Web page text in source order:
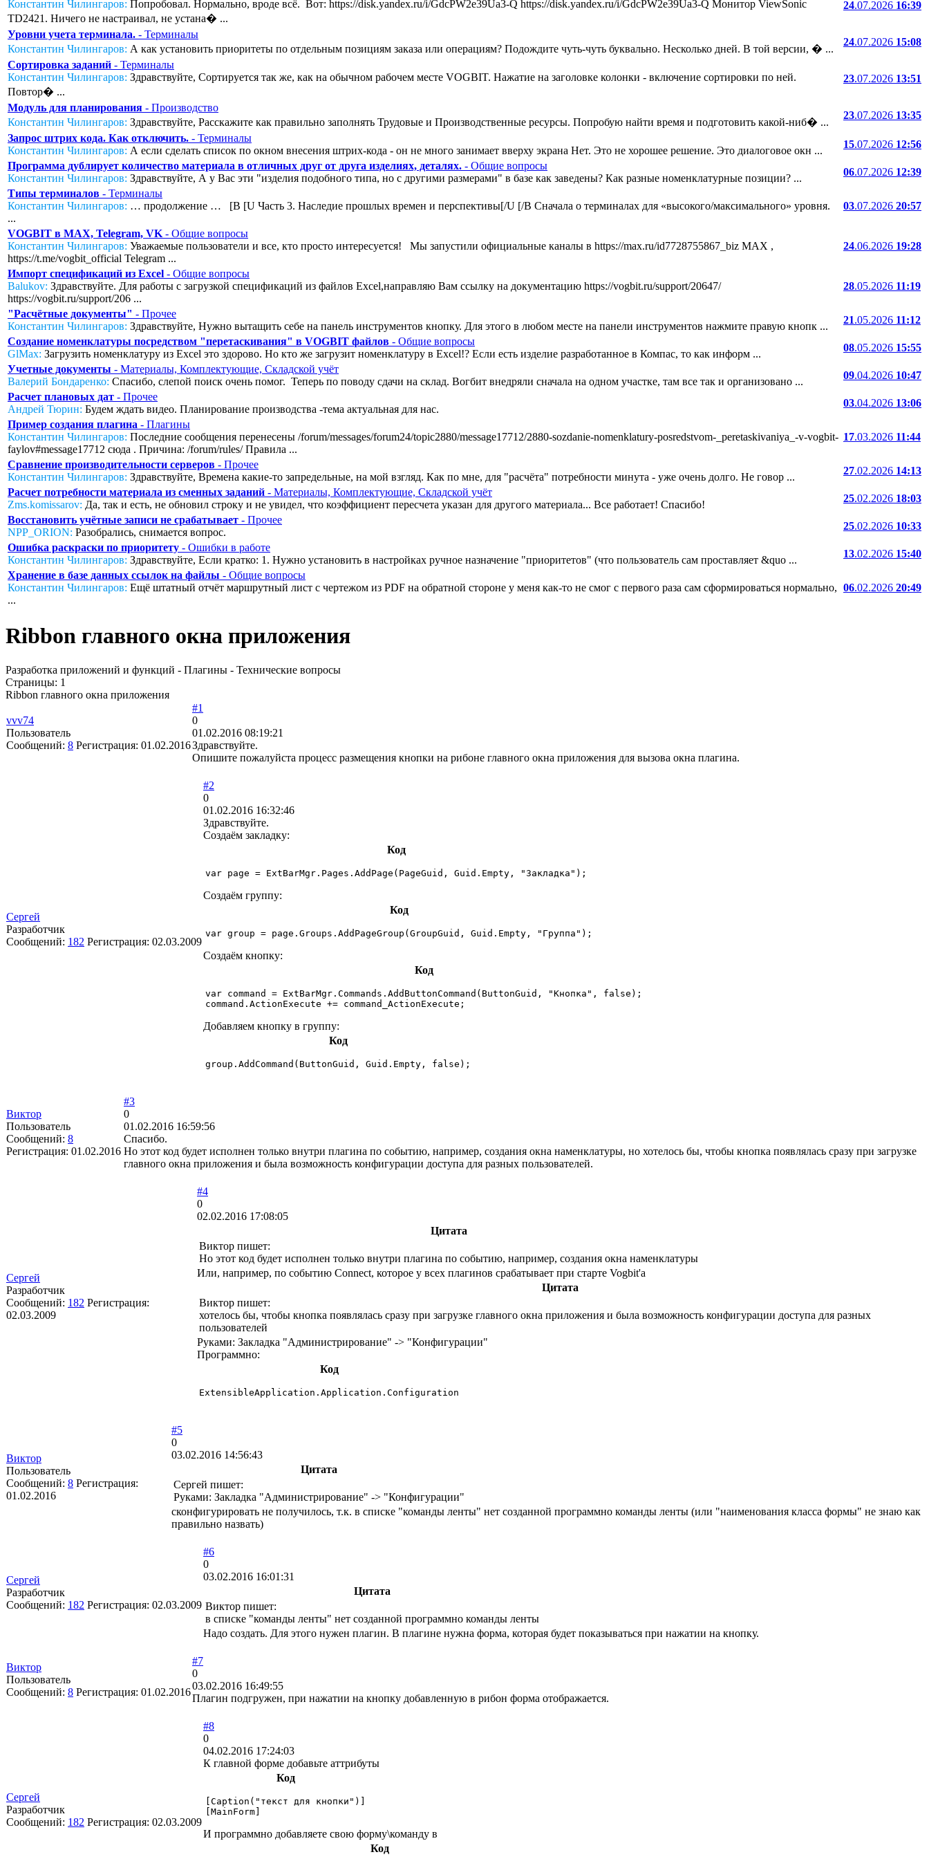
Константин Чилингаров: Попробовал. Нормально, вроде всё. Вот: https://disk.yandex.ru/i/GdcPW2e39Ua3-Q https://disk.yandex.ru/i/GdcPW2e39Ua3-Q Монитор ViewSonic
TD2421. Ничего не настраивал, не устана� ...
24.07.2026 16:39
Уровни учета терминала. - Терминалы
Константин Чилингаров: А как установить приоритеты по отдельным позициям заказа или операциям? Подождите чуть-чуть буквально. Несколько дней. В той версии, � ...
24.07.2026 15:08
Сортировка заданий - Терминалы
Константин Чилингаров: Здравствуйте, Сортируется так же, как на обычном рабочем месте VOGBIT. Нажатие на заголовке колонки - включение сортировки по ней.
Повтор� ...
23.07.2026 13:51
Модуль для планирования - Производство
Константин Чилингаров: Здравствуйте, Расскажите как правильно заполнять Трудовые и Производственные ресурсы. Попробую найти время и подготовить какой-ниб� ...
23.07.2026 13:35
Запрос штрих кода. Как отключить. - Терминалы
Константин Чилингаров: А если сделать список по окном внесения штрих-кода - он не много занимает вверху экрана Нет. Это не хорошее решение. Это диалоговое окн ...
15.07.2026 12:56
Программа дублирует количество материала в отличных друг от друга изделиях, деталях. - Общие вопросы
Константин Чилингаров: Здравствуйте, А у Вас эти "изделия подобного типа, но с другими размерами" в базе как заведены? Как разные номенклатурные позиции? ...
06.07.2026 12:39
Типы терминалов - Терминалы
Константин Чилингаров: … продолжение … [B [U Часть 3. Наследие прошлых времен и перспективы[/U [/B Сначала о терминалах для «высокого/максимального» уровня.
...
03.07.2026 20:57
VOGBIT в MAX, Telegram, VK - Общие вопросы
Константин Чилингаров: Уважаемые пользователи и все, кто просто интересуется! Мы запустили официальные каналы в https://max.ru/id7728755867_biz MAX ,
https://t.me/vogbit_official Telegram ...
24.06.2026 19:28
Импорт спецификаций из Excel - Общие вопросы
Balukov: Здравствуйте. Для работы с загрузкой спецификаций из файлов Excel,направляю Вам ссылку на документацию https://vogbit.ru/support/20647/
https://vogbit.ru/support/206 ...
28.05.2026 11:19
"Расчётные документы" - Прочее
Константин Чилингаров: Здравствуйте, Нужно вытащить себе на панель инструментов кнопку. Для этого в любом месте на панели инструментов нажмите правую кнопк ...
21.05.2026 11:12
Создание номенклатуры посредством "перетаскивания" в VOGBIT файлов - Общие вопросы
GlMax: Загрузить номенклатуру из Excel это здорово. Но кто же загрузит номенклатуру в Excel!? Если есть изделие разработанное в Компас, то как информ ...
08.05.2026 15:55
Учетные документы - Материалы, Комплектующие, Складской учёт
Валерий Бондаренко: Спасибо, слепой поиск очень помог. Теперь по поводу сдачи на склад. Вогбит внедряли сначала на одном участке, там все так и организовано ...
09.04.2026 10:47
Расчет плановых дат - Прочее
Андрей Тюрин: Будем ждать видео. Планирование производства -тема актуальная для нас.
03.04.2026 13:06
Пример создания плагина - Плагины
Константин Чилингаров: Последние сообщения перенесены /forum/messages/forum24/topic2880/message17712/2880-sozdanie-nomenklatury-posredstvom-_peretaskivaniya_-v-vogbit-
faylov#message17712 сюда . Причина: /forum/rules/ Правила ...
17.03.2026 11:44
Сравнение производительности серверов - Прочее
Константин Чилингаров: Здравствуйте, Времена какие-то запредельные, на мой взгляд. Как по мне, для "расчёта" потребности минута - уже очень долго. Не говор ...
27.02.2026 14:13
Расчет потребности материала из сменных заданий - Материалы, Комплектующие, Складской учёт
Zms.komissarov: Да, так и есть, не обновил строку и не увидел, что коэффициент пересчета указан для другого материала... Все работает! Спасибо!
25.02.2026 18:03
Восстановить учётные записи не срабатывает - Прочее
NPP_ORION: Разобрались, снимается вопрос.
25.02.2026 10:33
Ошибка раскраски по приоритету - Ошибки в работе
Константин Чилингаров: Здравствуйте, Если кратко: 1. Нужно установить в настройках ручное назначение "приоритетов" (что пользователь сам проставляет &quo ...
13.02.2026 15:40
Хранение в базе данных ссылок на файлы - Общие вопросы
Константин Чилингаров: Ещё штатный отчёт маршрутный лист с чертежом из PDF на обратной стороне у меня как-то не смог с первого раза сам сформироваться нормально,
...
06.02.2026 20:49
Ribbon главного окна приложения
Разработка приложений и функций - Плагины - Технические вопросы
Страницы: 1
Ribbon главного окна приложения
vvv74
Пользователь
Сообщений: 8 Регистрация: 01.02.2016
#1
0
01.02.2016 08:19:21
Здравствуйте.
Опишите пожалуйста процесс размещения кнопки на рибоне главного окна приложения для вызова окна плагина.
Сергей
Разработчик
Сообщений: 182 Регистрация: 02.03.2009
#2
0
01.02.2016 16:32:46
Здравствуйте.
Создаём закладку:
Код
var page = ExtBarMgr.Pages.AddPage(PageGuid, Guid.Empty, "Закладка");
Создаём группу:
Код
var group = page.Groups.AddPageGroup(GroupGuid, Guid.Empty, "Группа");
Создаём кнопку:
Код
var сommand = ExtBarMgr.Commands.AddButtonCommand(ButtonGuid, "Кнопка", false);
сommand.ActionExecute += сommand_ActionExecute;
Добавляем кнопку в группу:
Код
group.AddCommand(ButtonGuid, Guid.Empty, false);
Виктор
Пользователь
Сообщений: 8
Регистрация: 01.02.2016
#3
0
01.02.2016 16:59:56
Спасибо.
Но этот код будет исполнен только внутри плагина по событию, например, создания окна наменклатуры, но хотелось бы, чтобы кнопка появлялась сразу при загрузке
главного окна приложения и была возможность конфигурации доступа для разных пользователей.
Сергей
Разработчик
Сообщений: 182 Регистрация:
02.03.2009
#4
0
02.02.2016 17:08:05
Цитата
Виктор пишет:
Но этот код будет исполнен только внутри плагина по событию, например, создания окна наменклатуры
Или, например, по событию Connect, которое у всех плагинов срабатывает при старте Vogbit'а
Цитата
Виктор пишет:
хотелось бы, чтобы кнопка появлялась сразу при загрузке главного окна приложения и была возможность конфигурации доступа для разных
пользователей
Руками: Закладка "Администрирование" -> "Конфигурации"
Программно:
Код
ExtensibleApplication.Application.Configuration
Виктор
Пользователь
Сообщений: 8 Регистрация:
01.02.2016
#5
0
03.02.2016 14:56:43
Цитата
Сергей пишет:
Руками: Закладка "Администрирование" -> "Конфигурации"
сконфигурировать не получилось, т.к. в списке "команды ленты" нет созданной программно команды ленты (или "наименования класса формы" не знаю как
правильно назвать)
Сергей
Разработчик
Сообщений: 182 Регистрация: 02.03.2009
#6
0
03.02.2016 16:01:31
Цитата
Виктор пишет:
в списке "команды ленты" нет созданной программно команды ленты
Надо создать. Для этого нужен плагин. В плагине нужна форма, которая будет показываться при нажатии на кнопку.
Виктор
Пользователь
Сообщений: 8 Регистрация: 01.02.2016
#7
0
03.02.2016 16:49:55
Плагин подгружен, при нажатии на кнопку добавленную в рибон форма отображается.
Сергей
Разработчик
Сообщений: 182 Регистрация: 02.03.2009
#8
0
04.02.2016 17:24:03
К главной форме добавьте аттрибуты
Код
[Caption("текст для кнопки")]
[MainForm]
И программно добавляете свою форму\команду в
Код